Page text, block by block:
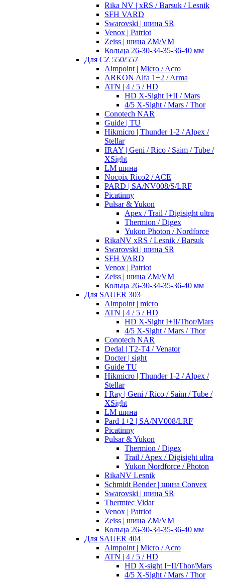
Rika NV | xRS / Barsuk / Lesnik
SFH VARD
Swarovski | шина SR
Venox | Patriot
Zeiss | шина ZM/VM
Кольца 26-30-34-35-36-40 мм
Для CZ 550/557
Aimpoint | Micro / Acro
ARKON Alfa 1+2 / Arma
ATN | 4 / 5 / HD
HD X-Sight I+II / Mars
4/5 X-Sight / Mars / Thor
Conotech NAR
Guide | TU
Hikmicro | Thunder 1-2 / Alpex /
Stellar
IRAY | Geni / Rico / Saim / Tube /
XSight
LM шина
Nocpix Rico2 / ACE
PARD | SA/NV008/S/LRF
Picatinny
Pulsar & Yukon
Apex / Trail / Digisight ultra
Thermion / Digex
Yukon Photon / Nordforce
RikaNV xRS / Lesnik / Barsuk
Swarovski | шина SR
SFH VARD
Venox | Patriot
Zeiss | шина ZM/VM
Кольца 26-30-34-35-36-40 мм
Для SAUER 303
Aimpoint | micro
ATN | 4 / 5 / HD
HD X-Sight I+II/Thor/Mars
4/5 X-Sight / Mars / Thor
Conotech NAR
Dedal | T2-T4 / Venator
Docter | sight
Guide TU
Hikmicro | Thunder 1-2 / Alpex /
Stellar
I Ray | Geni / Rico / Saim / Tube /
XSight
LM шина
Pard 1+2 | SA/NV008/LRF
Picatinny
Pulsar & Yukon
Thermion / Digex
Trail / Apex / Digisight ultra
Yukon Nordforce / Photon
RikaNV Lesnik
Schmidt Bender | шина Convex
Swarovski | шина SR
Thermtec Vidar
Venox | Patriot
Zeiss | шина ZM/VM
Кольца 26-30-34-35-36-40 мм
Для SAUER 404
Aimpoint | Micro / Acro
ATN | 4 / 5 / HD
HD X-sight I+II/Thor/Mars
4/5 X-Sight / Mars / Thor